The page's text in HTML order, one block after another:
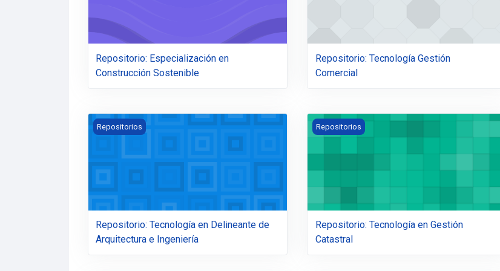
Repositorio: Especialización en
Construcción Sostenible
Repositorio: Tecnología Gestión
Comercial
Repositorio: Tecnología en Delineante de Arquitectura e Ingeniería
Repositorios
Repositorio: Tecnología en Delineante de
Arquitectura e Ingeniería
Repositorio: Tecnología en Gestión Catastral
Repositorios
Repositorio: Tecnología en Gestión
Catastral